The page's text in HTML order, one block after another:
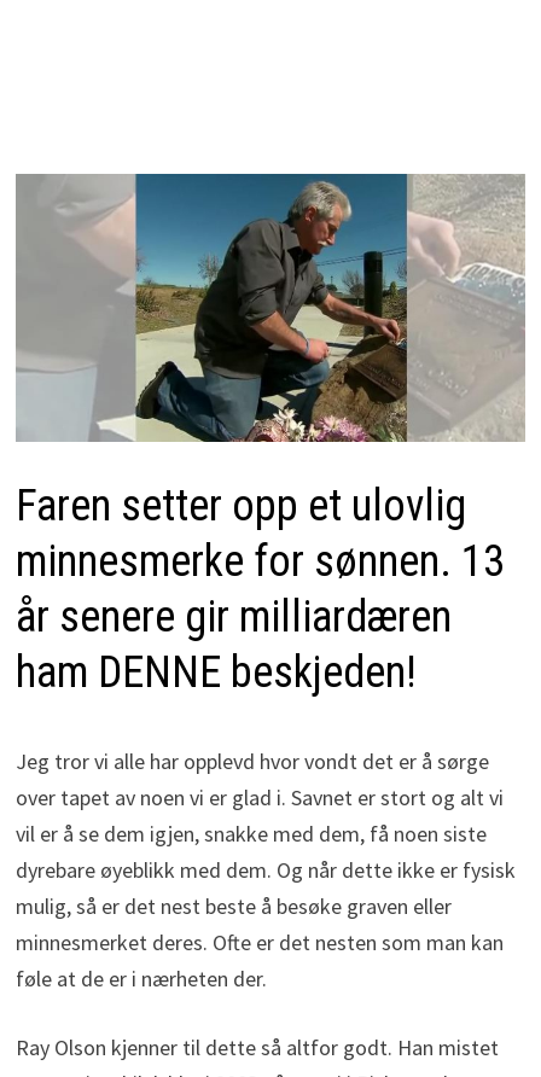
Faren setter opp et ulovlig
minnesmerke for sønnen. 13
år senere gir milliardæren
ham DENNE beskjeden!
Jeg tror vi alle har opplevd hvor vondt det er å sørge
over tapet av noen vi er glad i. Savnet er stort og alt vi
vil er å se dem igjen, snakke med dem, få noen siste
dyrebare øyeblikk med dem. Og når dette ikke er fysisk
mulig, så er det nest beste å besøke graven eller
minnesmerket deres. Ofte er det nesten som man kan
føle at de er i nærheten der.
Ray Olson kjenner til dette så altfor godt. Han mistet